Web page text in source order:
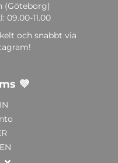
(Göteborg)
09.00-11.00
och snabbt via
💜